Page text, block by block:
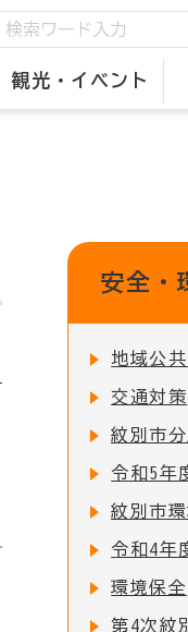
観光・イベント
安全・
交通対策
紋別市
環境保全